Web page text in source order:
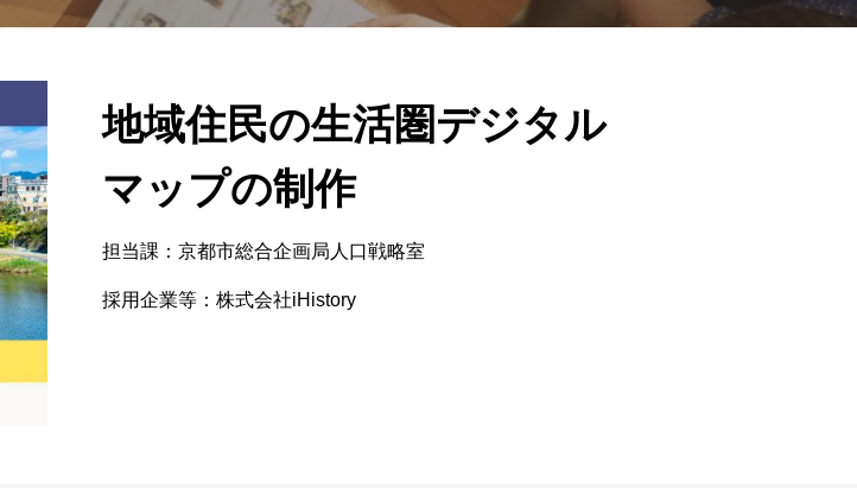
地域住民の生活圏デジタル
マップの制作
担当課：京都市総合企画局人口戦略室
採用企業等：株式会社iHistory